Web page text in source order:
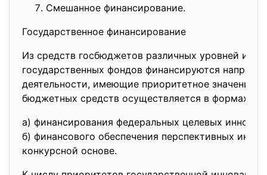
Смешанное финансирование.
Государственное финансирование
Из средств госбюджетов различных уровней и
государственных фондов финансируются
деятельности, имеющие приоритетное значение.
бюджетных средств осуществляется в формах:
а) финансирования федеральных целевых
б) финансового обеспечения перспективных
конкурсной основе.